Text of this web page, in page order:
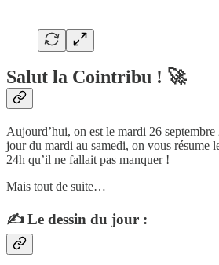
Salut la Cointribu ! 🚀
Aujourd’hui, on est le mardi 26
jour du mardi au samedi, on vous résume
24h qu’il ne fallait pas manquer !
Mais tout de suite…
✍️ Le dessin du jour :